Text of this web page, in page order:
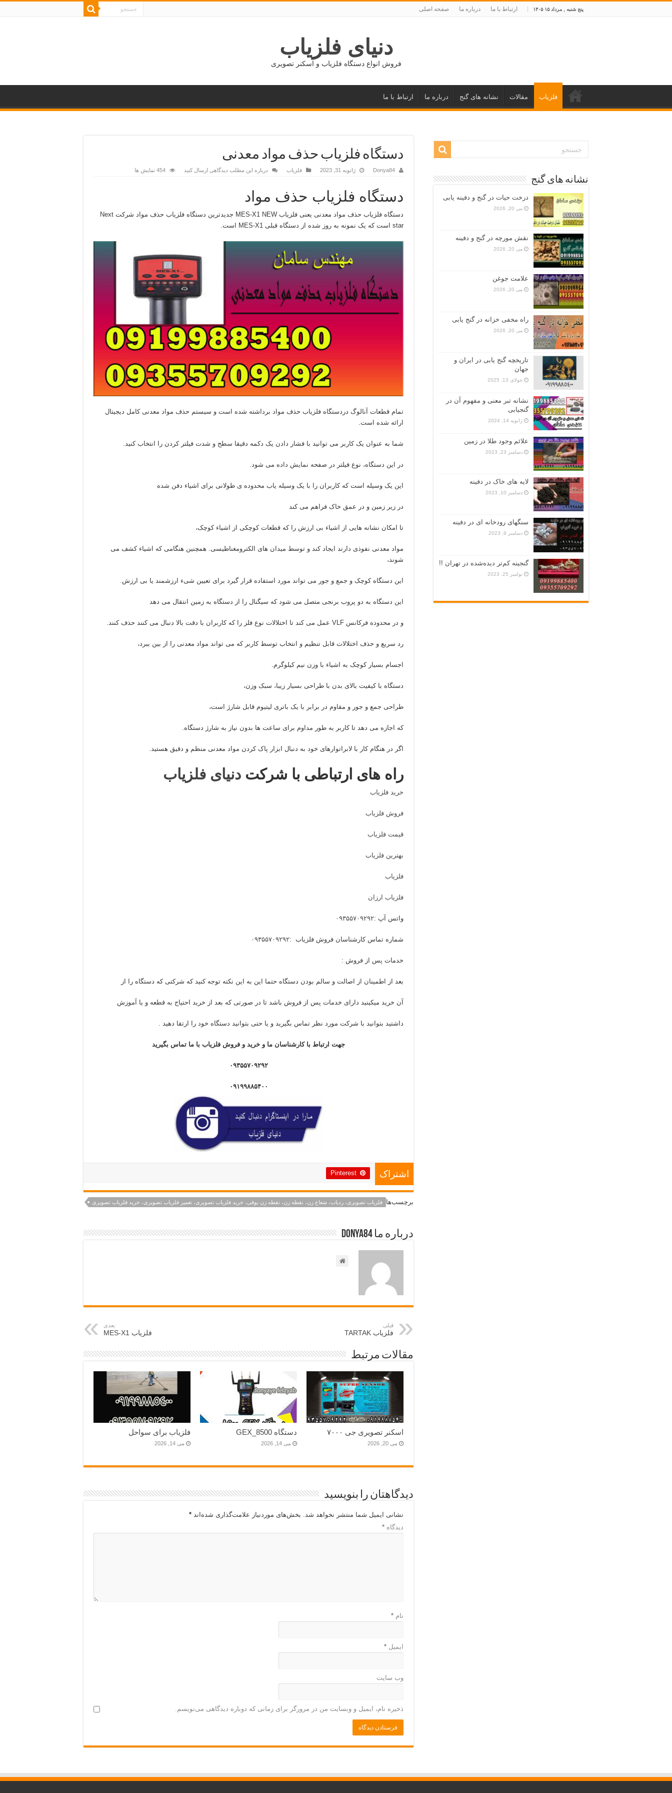
پنج شنبه , مرداد ۱۵ ۱۴۰۵ ارتباط با ما درباره ما صفحه اصلی
دنیای فلزیاب
فروش انواع دستگاه فلزیاب و اسکنر تصویری
فلزیاب مقالات نشانه های گنج درباره ما ارتباط با ما
دستگاه فلزیاب حذف مواد معدنی
Donya84 ژانویه 31, 2023 فلزیاب درباره این مطلب دیدگاهی ارسال کنید 454 نمایش ها
دستگاه فلزیاب حذف مواد
دستگاه فلزیاب حذف مواد معدنی یعنی فلزیاب MES-X1 NEW جدیدترین دستگاه فلزیاب حذف مواد شرکت Next
star است که یک نمونه به روز شده از دستگاه قبلی MES-X1 است.
تمام قطعات آنالوگ دردستگاه فلزیاب حذف مواد برداشته شده است و سیستم حذف مواد معدنی کامل دیجیتال
ارائه شده است.
شما به عنوان یک کاربر می توانید با فشار دادن یک دکمه دقیقا سطح و شدت فیلتر کردن را انتخاب کنید.
در این دستگاه، نوع فیلتر در صفحه نمایش داده می شود.
این یک وسیله است که کاربران را با یک وسیله یاب محدوده ی طولانی برای اشیاء دفن شده
در زیر زمین و در عمق خاک فراهم می کند
تا امکان نشانه هایی از اشیاء بی ارزش را که قطعات کوچکی از اشیاء کوچک،
مواد معدنی نفوذی دارند ایجاد کند و توسط میدان های الکترومغناطیسی. همچنین هنگامی که اشیاء کشف می
شوند،
این دستگاه کوچک و جمع و جور می تواند مورد استفاده قرار گیرد برای تعیین شیء ارزشمند یا بی ارزش.
این دستگاه به دو پروب برنجی متصل می شود که سیگنال را از دستگاه به زمین انتقال می دهد
و در محدوده فرکانس VLF عمل می کند تا اختلالات نوع فلز را که کاربران با دقت بالا دنبال می کنند حذف کنند.
رد سریع و حذف اختلالات قابل تنظیم و انتخاب توسط کاربر که می تواند مواد معدنی را از بین ببرد،
اجسام بسیار کوچک به اشیاء با وزن نیم کیلوگرم.
دستگاه با کیفیت بالای بدن با طراحی بسیار زیبا، سبک وزن،
طراحی جمع و جور و مقاوم در برابر با یک باتری لیتیوم قابل شارژ است،
که اجازه می دهد تا کاربر به طور مداوم برای ساعت ها بدون نیاز به شارژ دستگاه.
اگر در هنگام کار با لابراتوارهای خود به دنبال ابزار پاک کردن مواد معدنی منظم و دقیق هستید.
راه های ارتباطی با شرکت دنیای فلزیاب
خرید فلزیاب
فروش فلزیاب
قیمت فلزیاب
بهترین فلزیاب
فلزیاب
فلزیاب ارزان
واتس آپ :۰۹۳۵۵۷۰۹۲۹۲
شماره تماس کارشناسان فروش فلزیاب :۰۹۳۵۵۷۰۹۲۹۲
خدمات پس از فروش :
بعد از اطمینان از اصالت و سالم بودن دستگاه حتما این به این نکته توجه کنید که شرکتی که دستگاه را از
آن خرید میکینید دارای خدمات پس از فروش باشد تا در صورتی که بعد از خرید احتیاج به قطعه و یا آموزش
داشتید بتوانید با شرکت مورد نظر تماس بگیرید و یا حتی بتوانید دستگاه خود را ارتقا دهید .
جهت ارتباط با کارشناسان ما و خرید و فروش فلزیاب با ما تماس بگیرید
۰۹۳۵۵۷۰۹۲۹۲
۰۹۱۹۹۸۸۵۴۰۰
اشتراک Pinterest
برچسب‌ها فلزیاب تصویری، ردیاب، شعاع زن، نقطه زن، نقطه زن بوقی، خرید فلزیاب تصویری، تعمیر فلزیاب تصویری، خرید فلزیاب تصویری
درباره ما Donya84
قبلی
فلزیاب TARTAK
بعدی
فلزیاب MES-X1
مقالات مرتبط
اسکنر تصویری جی ۷۰۰۰
می 20, 2026
دستگاه GEX_8500
می 14, 2026
فلزیاب برای سواحل
می 14, 2026
دیدگاهتان را بنویسید
نشانی ایمیل شما منتشر نخواهد شد. بخش‌های موردنیاز علامت‌گذاری شده‌اند *
دیدگاه *
نام *
ایمیل *
وب‌ سایت
ذخیره نام، ایمیل و وبسایت من در مرورگر برای زمانی که دوباره دیدگاهی می‌نویسم.
نشانه های گنج
درخت حیات در گنج و دفینه یابی
می 20, 2026
نقش مورچه در گنج و دفینه
می 20, 2026
علامت جوغن
می 20, 2026
راه مخفی خزانه در گنج یابی
می 20, 2026
تاریخچه گنج‌ یابی در ایران و
جهان
جولای 13, 2025
نشانه تبر معنی و مفهوم آن در
گنجیابی
ژانویه 14, 2024
علائم وجود طلا در زمین
دسامبر 23, 2023
لایه های خاک در دفینه
دسامبر 10, 2023
سنگهای رودخانه ای در دفینه
دسامبر 9, 2023
گنجینه کم‌تر دیده‌شده در تهران !!
نوامبر 25, 2023